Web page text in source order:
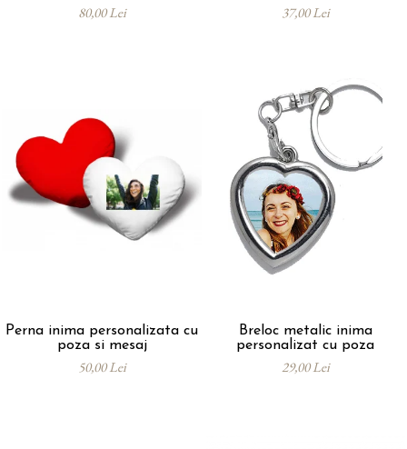
80,00 Lei 37,00 Lei
Perna inima personalizata cu
poza si mesaj
50,00 Lei
Breloc metalic inima
personalizat cu poza
29,00 Lei